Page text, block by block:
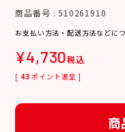
商品番号 510261910
お支払い方法・配送方法などに
¥4,730税込
[ 43 ポイント進呈 ]
商